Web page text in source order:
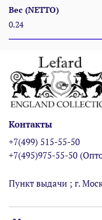
Вес (NETTO)
0.24
Контакты
+7(499) 515-55-50
+7(495)975-55-50
Пункт выдачи ; г.